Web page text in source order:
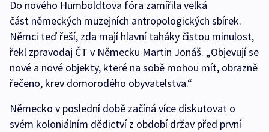
Do nového Humboldtova fóra zamířila velká
část německých muzejních antropologických sbírek.
Němci teď řeší, zda mají hlavní taháky čistou minulost,
řekl zpravodaj ČT v Německu Martin Jonáš. „Objevují se
nové a nové objekty, které na sobě mohou mít, obrazně
řečeno, krev domorodého obyvatelstva.“
Německo v poslední době začíná více diskutovat o
svém koloniálním dědictví z období držav před první